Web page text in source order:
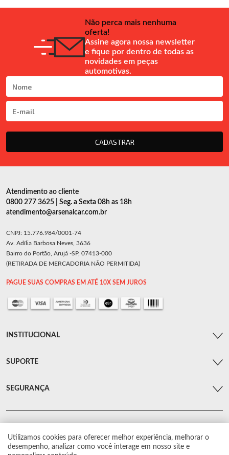
Não perca mais nenhuma
oferta!
Assine agora nossa newsletter
e fique por dentro de todas as
novidades em peças
automotivas.
CADASTRAR
Utilizamos cookies para oferecer melhor experiência, melhorar o
desempenho, analizar como você interage em nosso site e
Atendimento ao cliente
0800 277 3625 | Seg. a Sexta 08h as 18h
atendimento@arsenalcar.com.br
CNPJ: 15.776.984/0001-74
Av. Adília Barbosa Neves, 3636
Bairro do Portão, Arujá -SP, 07413-000
(RETIRADA DE MERCADORIA NÃO PERMITIDA)
PAGUE SUAS COMPRAS EM ATÉ 10X SEM JUROS
INSTITUCIONAL
SUPORTE
SEGURANÇA
© Arsenal Car. Todos os direitos reservados.
Proibida reprodução total ou parcial. Preços e estoque sujeito a alterações sem